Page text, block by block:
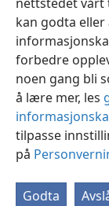
kan godta
forbedre
noen gang bli
å lære mer, les
tilpasse
på
Godta
Copyright © 2026
Vilkår for bruk